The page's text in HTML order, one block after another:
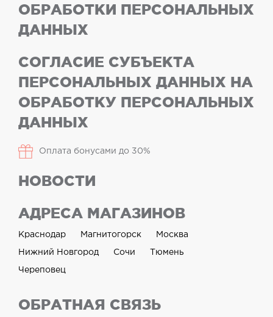
ОБРАБОТКИ ПЕРСОНАЛЬНЫХ
ДАННЫХ
СОГЛАСИЕ СУБЪЕКТА
ПЕРСОНАЛЬНЫХ ДАННЫХ НА
ОБРАБОТКУ ПЕРСОНАЛЬНЫХ
ДАННЫХ
Оплата бонусами до 30%
НОВОСТИ
АДРЕСА МАГАЗИНОВ
Краснодар Магнитогорск Москва
Нижний Новгород Сочи Тюмень
Череповец
ОБРАТНАЯ СВЯЗЬ